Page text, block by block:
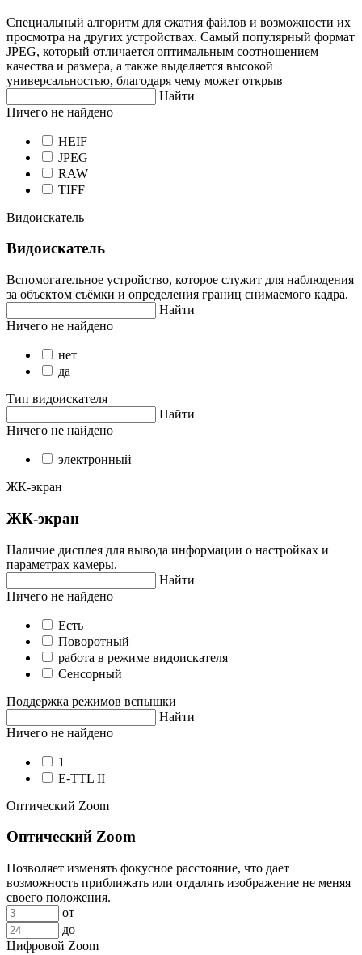
Специальный алгоритм для сжатия файлов и возможности их
просмотра на других устройствах. Самый популярный формат
JPEG, который отличается оптимальным соотношением
качества и размера, а также выделяется высокой
универсальностью, благодаря чему может открыв
Найти
Ничего не найдено
HEIF
JPEG
RAW
TIFF
Видоискатель
Видоискатель
Вспомогательное устройство, которое служит для наблюдения
за объектом съёмки и определения границ снимаемого кадра.
Найти
Ничего не найдено
нет
да
Тип видоискателя
Найти
Ничего не найдено
электронный
ЖК-экран
ЖК-экран
Наличие дисплея для вывода информации о настройках и
параметрах камеры.
Найти
Ничего не найдено
Есть
Поворотный
работа в режиме видоискателя
Сенсорный
Поддержка режимов вспышки
Найти
Ничего не найдено
1
E-TTL II
Оптический Zoom
Оптический Zoom
Позволяет изменять фокусное расстояние, что дает
возможность приближать или отдалять изображение не меняя
своего положения.
от
до
Цифровой Zoom